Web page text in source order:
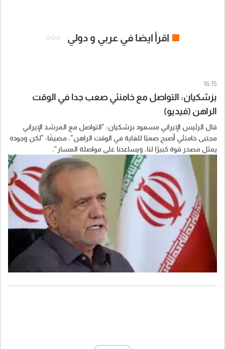
اقرأ ايضا في عربي و دولي
16:15
بزشكيان: التواصل مع خامنئي صعب جدا في الوقت
الراهن (فيديو)
قال الرئيس الإيراني مسعود بزشكيان: "التواصل مع المرشد الإيراني
مجتبى خامنئي أصبح صعبًا للغاية في الوقت الراهن"، مضيفًا: "لكن وجوده
يمثل مصدر قوة كبيرًا لنا، ويساعدنا على مواصلة المسار".